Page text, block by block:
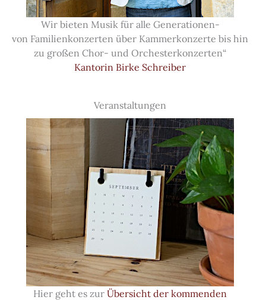
Wir bieten Musik für alle Generationen-
von Familienkonzerten über Kammerkonzerte bis hin
zu großen Chor- und Orchesterkonzerten“
Kantorin Birke Schreiber
Veranstaltungen
Hier geht es zur Übersicht der kommenden